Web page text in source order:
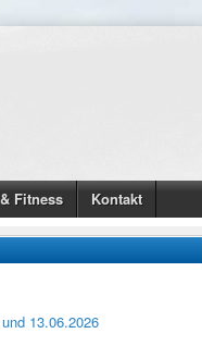
Fitness Kontakt
13.06.2026